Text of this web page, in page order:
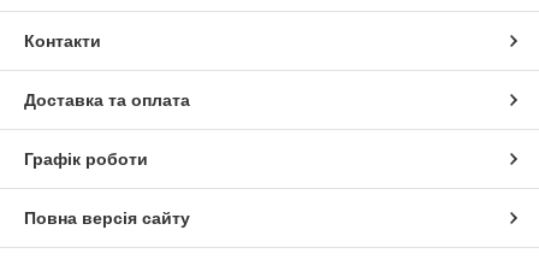
Контакти
Доставка та оплата
Графік роботи
Повна версія сайту